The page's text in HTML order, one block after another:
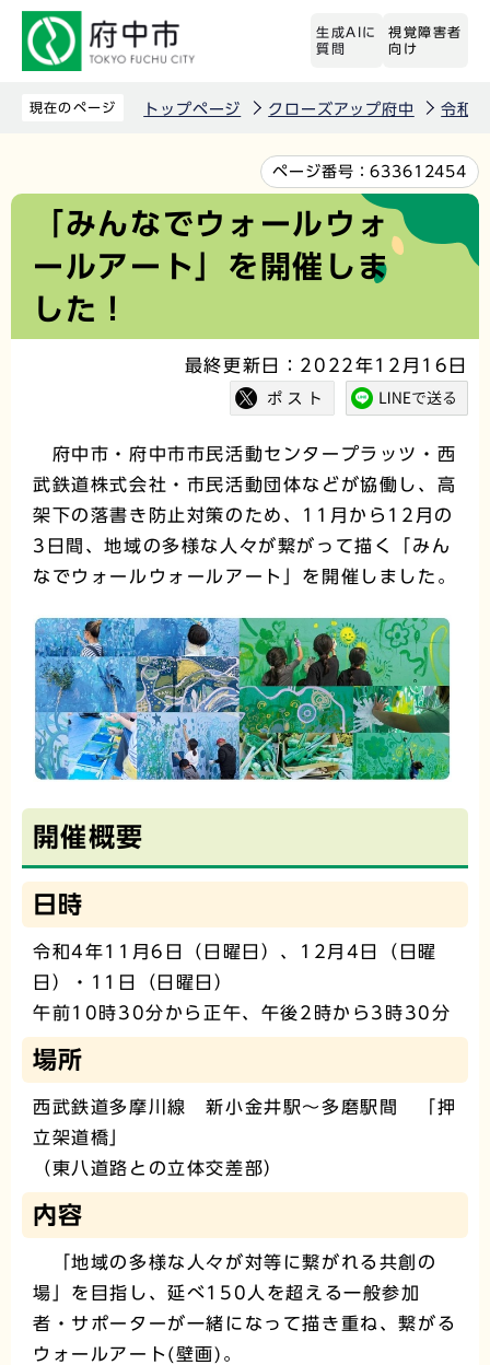
先
生成AIに
質問
視覚障害者
向け
現在のページ トップページ クローズアップ府中 令和4
文
ページ番号：633612454
「みんなでウォールウォ
ールアート」を開催しま
した！
最終更新日：2022年12月16日
府中市・府中市市民活動センタープラッツ・西
武鉄道株式会社・市民活動団体などが協働し、高
架下の落書き防止対策のため、11月から12月の
3日間、地域の多様な人々が繋がって描く「みん
なでウォールウォールアート」を開催しました。
開催概要
日時
令和4年11月6日（日曜日）、12月4日（日曜
日）・11日（日曜日）
午前10時30分から正午、午後2時から3時30分
場所
西武鉄道多摩川線 新小金井駅～多磨駅間 「押
立架道橋」
（東八道路との立体交差部）
内容
「地域の多様な人々が対等に繋がれる共創の
場」を目指し、延べ150人を超える一般参加
者・サポーターが一緒になって描き重ね、繋がる
ウォールアート(壁画)。